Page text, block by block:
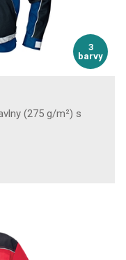
3
barvy
(275 g/m²) s